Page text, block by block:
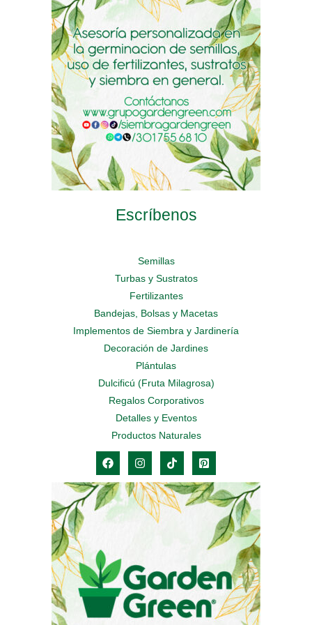
elegir
en
página
de
producto
elegir
en
la
página
de
producto
en
la
página
de
producto
Escríbenos
Semillas
Turbas y Sustratos
Fertilizantes
Bandejas, Bolsas y Macetas
Implementos de Siembra y Jardinería
Decoración de Jardines
Plántulas
Dulcificú (Fruta Milagrosa)
Regalos Corporativos
Detalles y Eventos
Productos Naturales